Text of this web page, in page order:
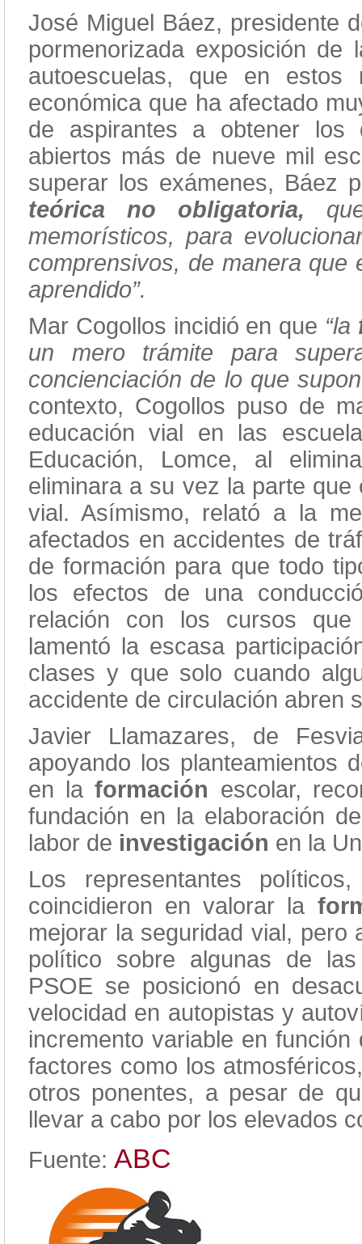
José Miguel Báez, presidente
pormenorizada exposición
autoescuelas, que en
económica que ha afectado
de aspirantes a obtener los
abiertos más de nueve mil
superar los exámenes, Báez
teórica no obligatoria,
memorísticos, para
comprensivos, de manera
aprendido”.
Mar Cogollos incidió en que “la
un mero trámite para
concienciación de lo que
contexto, Cogollos puso de
educación vial en las
Educación, Lomce, al
eliminara a su vez la parte
vial. Asímismo, relató a la
afectados en accidentes de
de formación para que todo
los efectos de una
relación con los cursos
lamentó la escasa
clases y que solo cuando
accidente de circulación abren
Javier Llamazares, de
apoyando los planteamientos
en la formación escolar,
fundación en la elaboración
labor de investigación en la
Los representantes
coincidieron en valorar la
mejorar la seguridad vial, pero
político sobre algunas de
PSOE se posicionó en
velocidad en autopistas y
incremento variable en
factores como los
otros ponentes, a pesar de
llevar a cabo por los elevados
Fuente: ABC